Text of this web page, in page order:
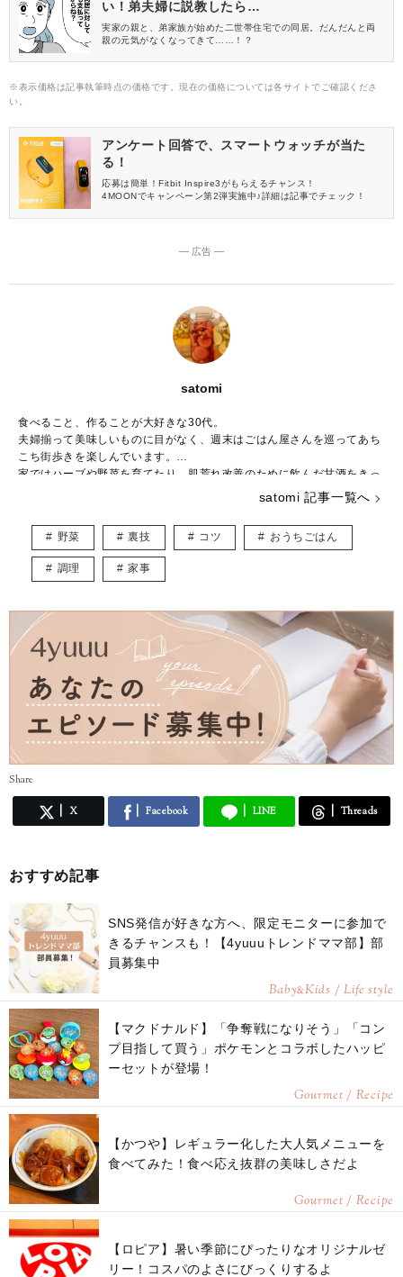
い！弟夫婦に説教したら…
実家の親と、弟家族が始めた二世帯住宅での同居。だんだんと両
親の元気がなくなってきて……！？
※表示価格は記事執筆時点の価格です。現在の価格については各サイトでご確認くださ
い。
アンケート回答で、スマートウォッチが当た
る！
応募は簡単！Fitbit Inspire3がもらえるチャンス！
4MOONでキャンペーン第2弾実施中♪詳細は記事でチェック！
― 広告 ―
satomi
食べること、作ることが大好きな30代。
夫婦揃って美味しいものに目がなく、週末はごはん屋さんを巡ってあち
こち街歩きを楽しんでいます。
家ではハーブや野菜を育てたり、肌荒れ改善のために飲んだ甘酒をきっ
かけに発酵食の魅力に取り憑かれ、手軽に作れる発酵ごはんや発酵スイ
自分の経験を活かしながら、大好きな食を通じて「美味しいしあわせ」
をお届けできれば嬉しいです。
保有資格：オンラインフードクリエイター
satomi 記事一覧へ
野菜 裏技 コツ おうちごはん
調理 家事
Share
X Facebook LINE Threads
おすすめ記事
SNS発信が好きな方へ、限定モニターに参加で
きるチャンスも！【4yuuuトレンドママ部】部
員募集中
Baby&Kids / Life style
【マクドナルド】「争奪戦になりそう」「コン
プ目指して買う」ポケモンとコラボしたハッピ
ーセットが登場！
Gourmet / Recipe
【かつや】レギュラー化した大人気メニューを
食べてみた！食べ応え抜群の美味しさだよ
Gourmet / Recipe
【ロピア】暑い季節にぴったりなオリジナルゼ
リー！コスパのよさにびっくりするよ